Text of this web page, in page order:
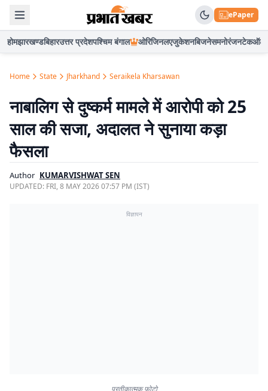
ePaper
होमझारखण्डबिहारउत्तर प्रदेशपश्चिम बंगाल ओरिजिनलएजुकेशनबिजनेसमनोरंजनटेकऑटो
Home State Jharkhand Seraikela Kharsawan
नाबालिग से दुष्कर्म मामले में आरोपी को 25
साल की सजा, अदालत ने सुनाया कड़ा
फैसला
Author KUMARVISHWAT SEN
UPDATED: FRI, 8 MAY 2026 07:57 PM (IST)
विज्ञापन
प्रतीकात्मक फोटो